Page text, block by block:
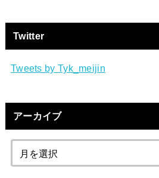
Twitter
Tweets by Tyk_meijin
アーカイブ